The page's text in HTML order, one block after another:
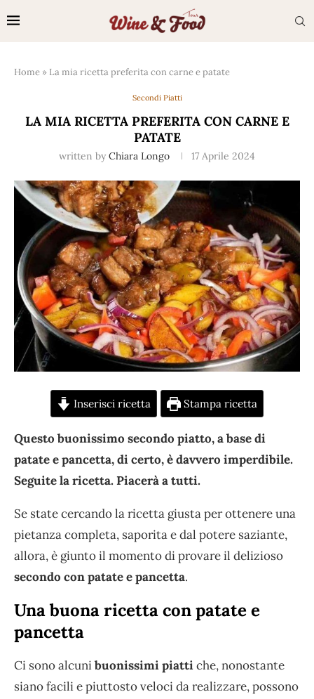
Home » La mia ricetta preferita con carne e patate
Secondi Piatti
LA MIA RICETTA PREFERITA CON CARNE E
PATATE
written by Chiara Longo 17 Aprile 2024
Inserisci ricetta Stampa ricetta
Questo buonissimo secondo piatto, a base di
patate e pancetta, di certo, è davvero imperdibile.
Seguite la ricetta. Piacerà a tutti.
Se state cercando la ricetta giusta per ottenere una
pietanza completa, saporita e dal potere saziante,
allora, è giunto il momento di provare il delizioso
secondo con patate e pancetta.
Una buona ricetta con patate e
pancetta
Ci sono alcunibuonissimi piattiche, nonostante
siano facili e piuttosto veloci da realizzare, possono